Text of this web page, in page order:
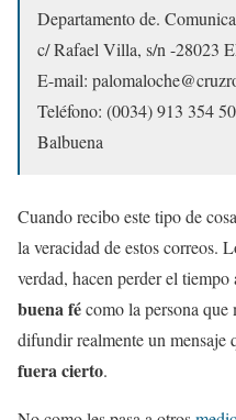
Departamento de.
c/ Rafael Villa, s/n -28023
E-mail:
Teléfono: (0034) 913 354
Balbuena
Cuando recibo este tipo de
la veracidad de estos correos.
verdad, hacen perder el tiempo
buena fécomo la persona
difundir realmente un
fuera cierto.